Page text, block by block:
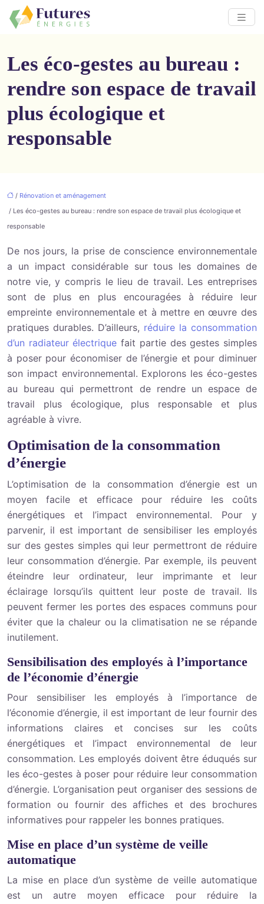
Les éco-gestes au bureau :
rendre son espace de travail
plus écologique et
responsable
/ Rénovation et aménagement
/ Les éco-gestes au bureau : rendre son espace de travail plus écologique et
responsable
De nosjours, la prise de conscience environnementale
a un impact considérable sur tous les domaines de
notre vie, y compris le lieu de travail. Les entreprises
sont de plus en plus encouragées à réduire leur
empreinte environnementale et à mettre en œuvre des
pratiques durables. D’ailleurs, réduire la consommation
d’un radiateur électrique fait partie des gestes simples
à poser pour économiser de l’énergie et pour diminuer
son impact environnemental. Explorons les éco-gestes
au bureau qui permettront de rendre un espace de
travail plus écologique, plus responsable et plus
agréable à vivre.
Optimisation de la consommation
d’énergie
L’optimisation de la consommation d’énergie est un
moyen facile et efficace pour réduire les coûts
énergétiques et l’impact environnemental. Pour y
parvenir, il est important de sensibiliser les employés
sur des gestes simples qui leur permettront de réduire
leur consommation d’énergie. Par exemple, ils peuvent
éteindre leur ordinateur, leur imprimante et leur
éclairage lorsqu’ils quittent leur poste de travail. Ils
peuvent fermer les portes des espaces communs pour
éviter que la chaleur ou la climatisation ne se répande
inutilement.
Sensibilisation des employés à l’importance
de l’économie d’énergie
Pour sensibiliser les employés à l’importance de
l’économie d’énergie, il est important de leur fournir des
informations claires et concises sur les coûts
énergétiques et l’impact environnemental de leur
consommation. Les employés doivent être éduqués sur
les éco-gestes à poser pour réduire leur consommation
d’énergie. L’organisation peut organiser des sessions de
formation ou fournir des affiches et des brochures
informatives pour rappeler les bonnes pratiques.
Mise en place d’un système de veille
automatique
La mise en place d’un système de veille automatique
est un autre moyen efficace pour réduire la